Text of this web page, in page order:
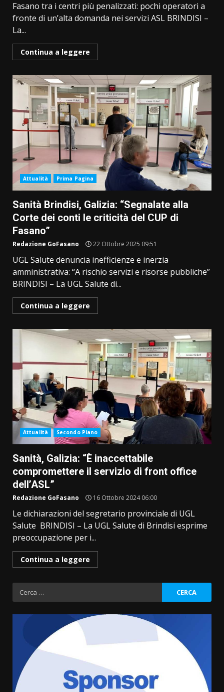
Fasano tra i centri più penalizzati: pochi operatori a
fronte di un’alta domanda nei servizi ASL BRINDISI –
La...
Continua a leggere
Attualità Prima Pagina
Sanità Brindisi, Galizia: “Segnalate alla
Corte dei conti le criticità del CUP di
Fasano”
Redazione GoFasano 22 Ottobre 2025 09:51
UGL Salute denuncia inefficienze e inerzia
amministrativa: “A rischio servizi e risorse pubbliche”
BRINDISI – La UGL Salute di...
Continua a leggere
Attualità Secondo Piano
Sanità, Galizia: “È inaccettabile
compromettere il servizio di front office
dell’ASL”
Redazione GoFasano 16 Ottobre 2024 06:00
Le dichiarazioni del segretario provinciale di UGL
Salute BRINDISI – La UGL Salute di Brindisi esprime
preoccupazione per i...
Continua a leggere
Ricerca
per: